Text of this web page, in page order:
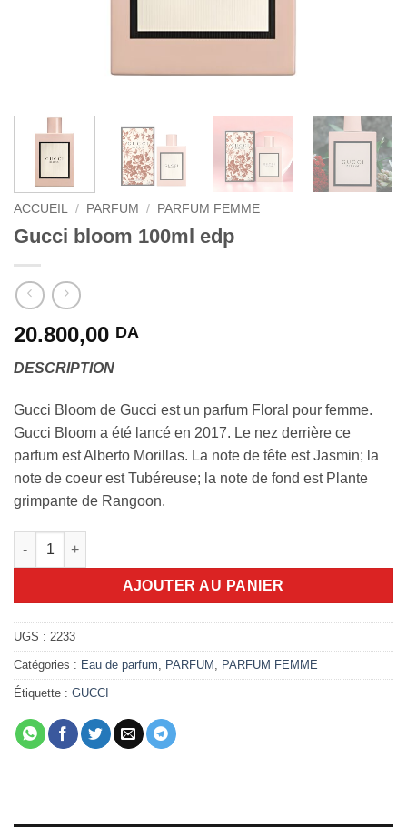
ACCUEIL / PARFUM / PARFUM FEMME
Gucci bloom 100ml edp
20.800,00 DA
DESCRIPTION
Gucci Bloom de Gucci est un parfum Floral pour femme.
Gucci Bloom a été lancé en 2017. Le nez derrière ce
parfum est Alberto Morillas. La note de tête est Jasmin; la
note de coeur est Tubéreuse; la note de fond est Plante
grimpante de Rangoon.
quantité de Gucci bloom 100ml edp
AJOUTER AU PANIER
UGS : 2233
Catégories : Eau de parfum PARFUM PARFUM FEMME
Étiquette : GUCCI